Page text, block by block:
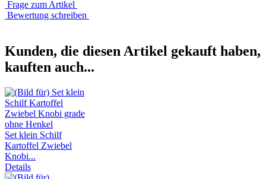
Frage zum Artikel
Bewertung schreiben
Kunden, die diesen Artikel gekauft haben,
kauften auch...
Set klein Schilf
Kartoffel Zwiebel
Knobi...
Details